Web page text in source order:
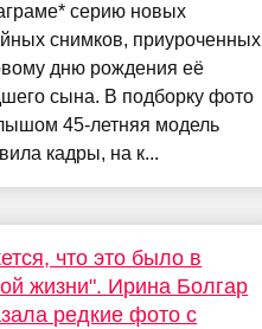
серию новых
снимков, приуроченных
дню рождения её
сына. В подборку фото
45-летняя модель
кадры, на к...
что это было в
жизни". Ирина Болгар
редкие фото с